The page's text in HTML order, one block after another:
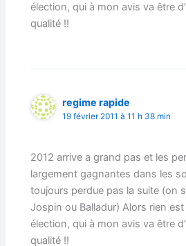
élection, qui à mon avis va être
qualité !!
regime rapide
19 février 2011 à 11 h 38 min
2012 arrive a grand pas et les
largement gagnantes dans les
toujours perdue pas la suite (on
Jospin ou Balladur) Alors rien
élection, qui à mon avis va être
qualité !!